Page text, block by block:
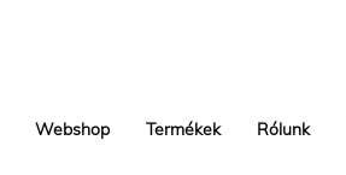
Webshop Termékek Rólunk